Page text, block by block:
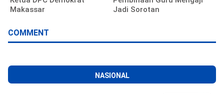
Makassar
Jadi Sorotan
COMMENT
NASIONAL